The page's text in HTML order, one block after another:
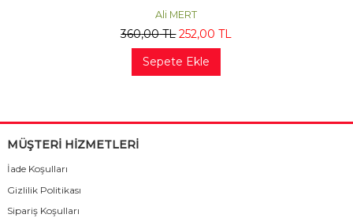
Ali MERT
360,00TL 252,00 TL
Sepete Ekle
MÜŞTERİ HİZMETLERİ
İade Koşulları
Gizlilik Politikası
Sipariş Koşulları